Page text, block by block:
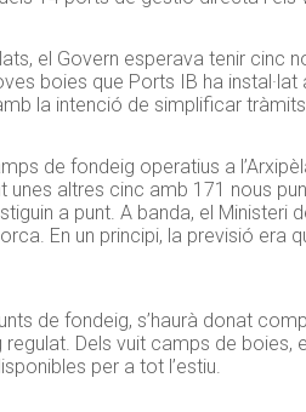
el Govern esperava tenir
boies que Ports IB ha
la intenció de simplificar
de fondeig operatius a
unes altres cinc amb 171 nous
a punt. A banda, el
En un principi, la previsió
de fondeig, s’haurà donat
Dels vuit camps de boies,
per a tot l’estiu.